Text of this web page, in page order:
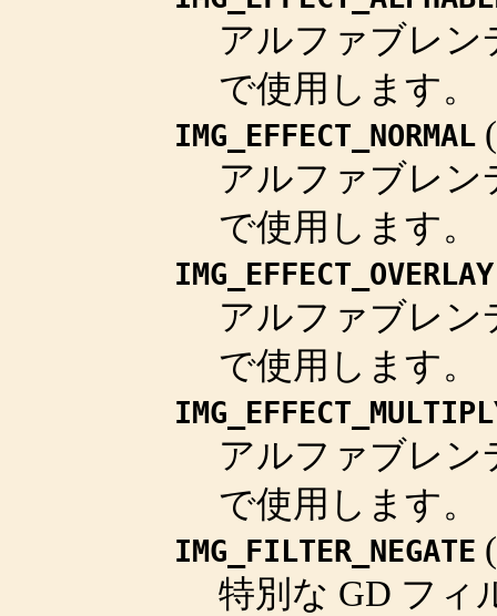
アルファブレン
で使用します。
IMG_EFFECT_NORMAL (
アルファブレン
で使用します。
IMG_EFFECT_OVERLAY
アルファブレン
で使用します。
アルファブレン
で使用します。
IMG_FILTER_NEGATE (
特別な GD フィ